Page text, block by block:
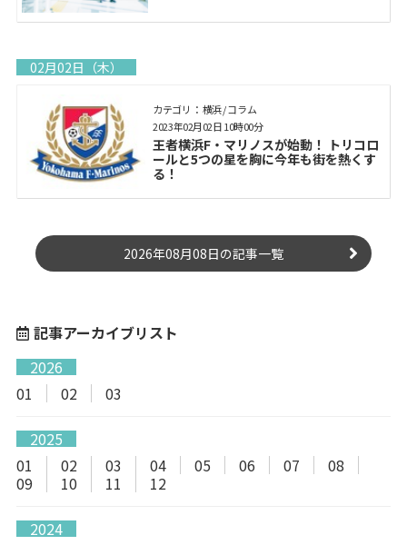
02月02日（木）
カテゴリ： 横浜 / コラム
王者横浜F・マリノスが始動！ トリコロ
ールと5つの星を胸に今年も街を熱くす
る！
2023年02月02日 10時00分
2026年08月08日の記事一覧
記事アーカイブリスト
2026
01
02 03
2025
01
02 03 04 05 06 07
08
09
10 11 12
2024